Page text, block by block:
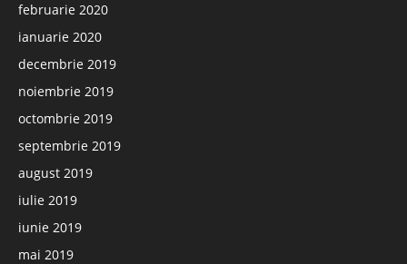
februarie 2020
ianuarie 2020
decembrie 2019
noiembrie 2019
octombrie 2019
septembrie 2019
august 2019
iulie 2019
iunie 2019
mai 2019